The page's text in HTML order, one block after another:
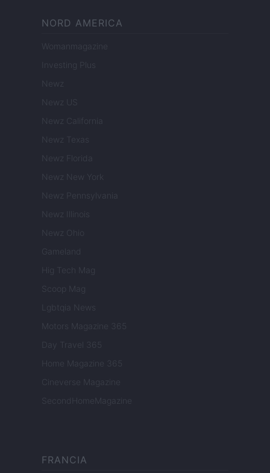
NORD AMERICA
Womanmagazine
Investing Plus
Newz
Newz US
Newz California
Newz Texas
Newz Florida
Newz New York
Newz Pennsylvania
Newz Illinois
Newz Ohio
Gameland
Hig Tech Mag
Scoop Mag
Lgbtqia News
Motors Magazine 365
Day Travel 365
Home Magazine 365
Cineverse Magazine
SecondHomeMagazine
FRANCIA